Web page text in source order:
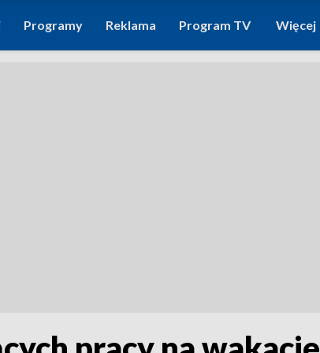
Programy Reklama Program TV Więcej